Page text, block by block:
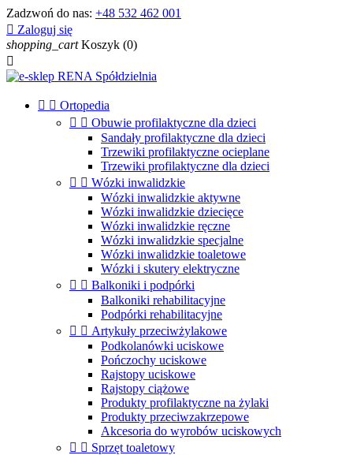
Zadzwoń do nas: +48 532 462 001
 Zaloguj się
shopping_cart Koszyk (0)

  Ortopedia
  Obuwie profilaktyczne dla dzieci
Sandały profilaktyczne dla dzieci
Trzewiki profilaktyczne ocieplane
Trzewiki profilaktyczne dla dzieci
  Wózki inwalidzkie
Wózki inwalidzkie aktywne
Wózki inwalidzkie dziecięce
Wózki inwalidzkie ręczne
Wózki inwalidzkie specjalne
Wózki inwalidzkie toaletowe
Wózki i skutery elektryczne
  Balkoniki i podpórki
Balkoniki rehabilitacyjne
Podpórki rehabilitacyjne
  Artykuły przeciwżylakowe
Podkolanówki uciskowe
Pończochy uciskowe
Rajstopy uciskowe
Rajstopy ciążowe
Produkty profilaktyczne na żylaki
Produkty przeciwzakrzepowe
Akcesoria do wyrobów uciskowych
  Sprzęt toaletowy